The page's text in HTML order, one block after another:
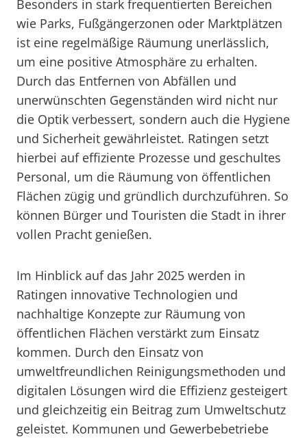
Besonders in stark frequentierten Bereichen
wie Parks, Fußgängerzonen oder Marktplätzen
ist eine regelmäßige Räumung unerlässlich,
um eine positive Atmosphäre zu erhalten.
Durch das Entfernen von Abfällen und
unerwünschten Gegenständen wird nicht nur
die Optik verbessert, sondern auch die Hygiene
und Sicherheit gewährleistet. Ratingen setzt
hierbei auf effiziente Prozesse und geschultes
Personal, um die Räumung von öffentlichen
Flächen zügig und gründlich durchzuführen. So
können Bürger und Touristen die Stadt in ihrer
vollen Pracht genießen.
Im Hinblick auf das Jahr 2025 werden in
Ratingen innovative Technologien und
nachhaltige Konzepte zur Räumung von
öffentlichen Flächen verstärkt zum Einsatz
kommen. Durch den Einsatz von
umweltfreundlichen Reinigungsmethoden und
digitalen Lösungen wird die Effizienz gesteigert
und gleichzeitig ein Beitrag zum Umweltschutz
geleistet. Kommunen und Gewerbebetriebe